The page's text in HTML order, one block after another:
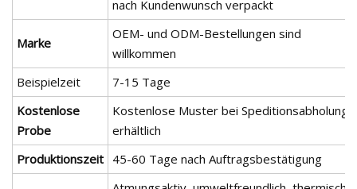
nach Kundenwunsch verpackt
Marke
OEM- und ODM-Bestellungen sind
willkommen
Beispielzeit
7-15 Tage
Kostenlose
Probe
Kostenlose Muster bei Speditionsabholung
erhältlich
Produktionszeit 45-60 Tage nach Auftragsbestätigung